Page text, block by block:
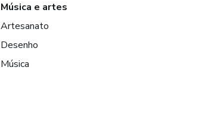
Música e artes
Artesanato
Desenho
Música